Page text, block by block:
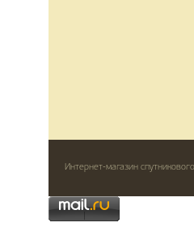
Интернет-магазин